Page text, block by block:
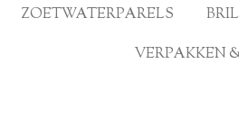
ZOETWATERPARELS
VERPAKKEN